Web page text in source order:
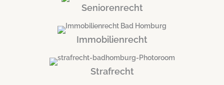
Seniorenrecht
Immobilienrecht
Strafrecht